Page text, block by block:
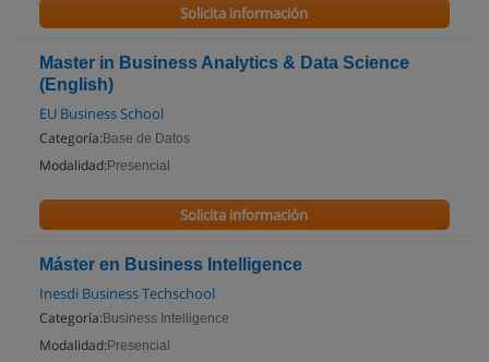
Solicita información
Master in Business Analytics & Data Science
(English)
EU Business School
Categoría: Base de Datos
Modalidad: Presencial
Solicita información
Máster en Business Intelligence
Inesdi Business Techschool
Categoría: Business Intelligence
Modalidad: Presencial